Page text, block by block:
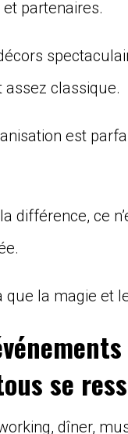
partenaires.
classique.
est
différence, ce
que la magie
se
dîner,